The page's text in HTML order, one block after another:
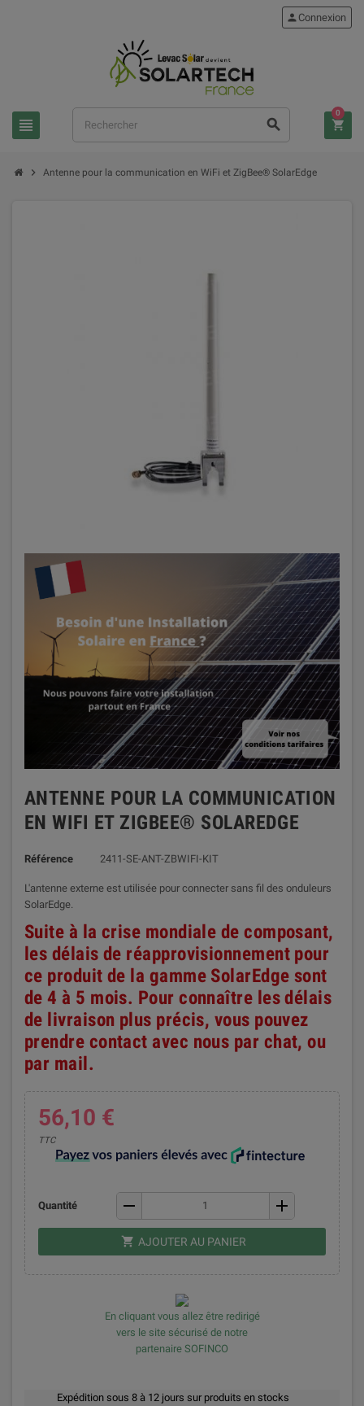
view_headline search
person Connexion
shopping_cart
0
chevron_right Antenne pour la communication en WiFi et ZigBee® SolarEdge
ANTENNE POUR LA COMMUNICATION
EN WIFI ET ZIGBEE® SOLAREDGE
Référence 2411-SE-ANT-ZBWIFI-KIT
L'antenne externe est utilisée pour connecter sans fil des onduleurs
SolarEdge.
Suite à la crise mondiale de composant,
les délais de réapprovisionnement pour
ce produit de la gamme SolarEdge sont
de 4 à 5 mois. Pour connaître les délais
de livraison plus précis, vous pouvez
prendre contact avec nous par chat, ou
par mail.
56,10 €
TTC
Quantité remove add
shopping_cart AJOUTER AU PANIER
En cliquant vous allez être redirigé
vers le site sécurisé de notre
partenaire SOFINCO
Expédition sous 8 à 12 jours sur produits en stocks